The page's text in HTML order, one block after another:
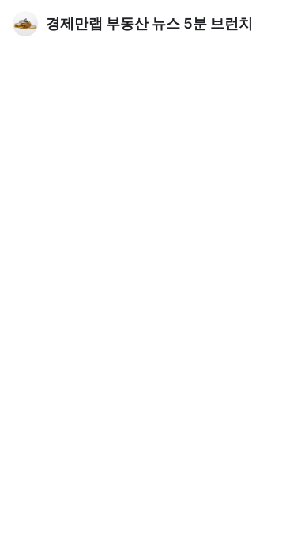
경제만랩 부동산 뉴스 5분 브런치